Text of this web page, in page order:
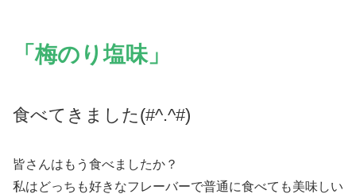
「梅のり塩味」
食べてきました(#^.^#)
皆さんはもう食べましたか？
私はどっちも好きなフレーバーで普通に食べても美味しい